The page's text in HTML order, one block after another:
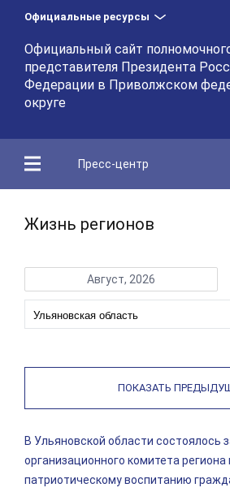
Официальные ресурсы
Официальный сайт
представителя Президента
Федерации в Приволжском
округе
Пресс-центр
Жизнь регионов
Август, 2026
ПОКАЗАТЬ
В Ульяновской области состоялось
организационного комитета региона
патриотическому воспитанию